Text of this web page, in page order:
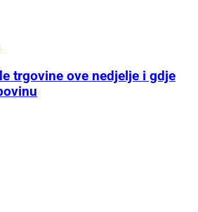
trgovine ove nedjelje i gdje